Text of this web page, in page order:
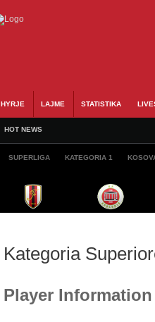
HYRJE LAJME STATISTIKA
HOT NEWS
SUPERLIGA KATEGORIA 1
Kategoria
Player